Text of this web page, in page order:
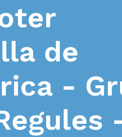
de
-